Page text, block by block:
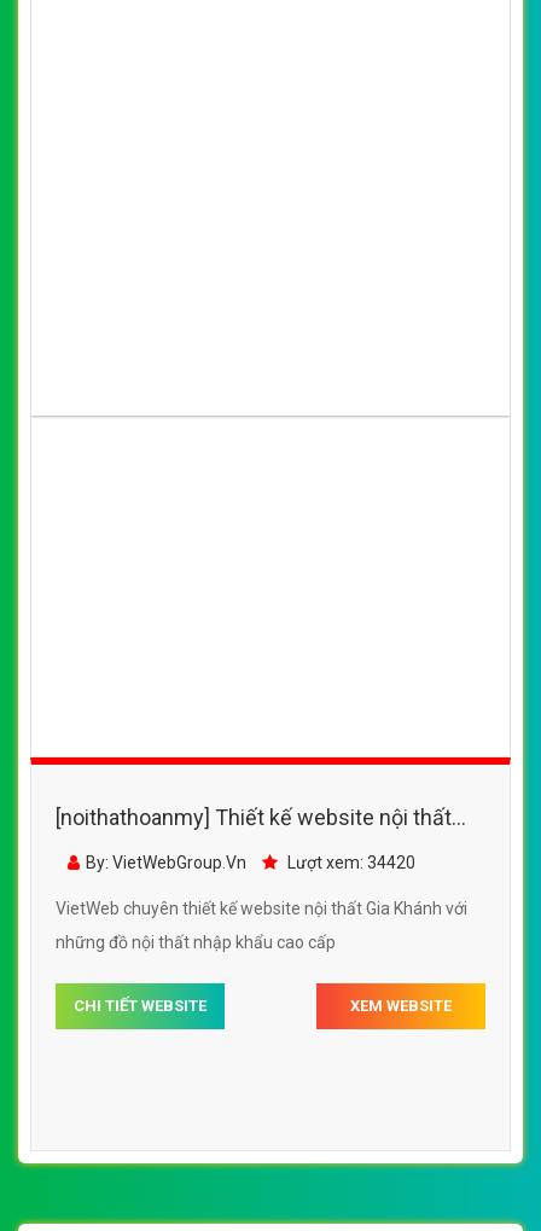
[noithathoanmy] Thiết kế website nội thất
Gia Khánh đẹp, chuyên nghiệp chuẩn SEO
By: VietWebGroup.Vn Lượt xem: 34420
VietWeb chuyên thiết kế website nội thất Gia Khánh với
những đồ nội thất nhập khẩu cao cấp
CHI TIẾT WEBSITE XEM WEBSITE